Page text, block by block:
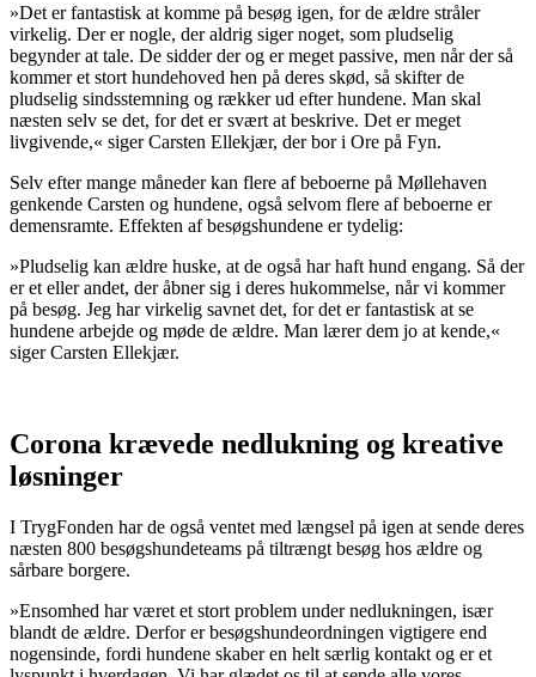
»Det er fantastisk at komme på besøg igen, for de ældre stråler
virkelig. Der er nogle, der aldrig siger noget, som pludselig
begynder at tale. De sidder der og er meget passive, men når der så
kommer et stort hundehoved hen på deres skød, så skifter de
pludselig sindsstemning og rækker ud efter hundene. Man skal
næsten selv se det, for det er svært at beskrive. Det er meget
livgivende,« siger Carsten Ellekjær, der bor i Ore på Fyn.
Selv efter mange måneder kan flere af beboerne på Møllehaven
genkende Carsten og hundene, også selvom flere af beboerne er
demensramte. Effekten af besøgshundene er tydelig:
»Pludselig kan ældre huske, at de også har haft hund engang. Så der
er et eller andet, der åbner sig i deres hukommelse, når vi kommer
på besøg. Jeg har virkelig savnet det, for det er fantastisk at se
hundene arbejde og møde de ældre. Man lærer dem jo at kende,«
siger Carsten Ellekjær.
Corona krævede nedlukning og kreative
løsninger
I TrygFonden har de også ventet med længsel på igen at sende deres
næsten 800 besøgshundeteams på tiltrængt besøg hos ældre og
sårbare borgere.
»Ensomhed har været et stort problem under nedlukningen, især
blandt de ældre. Derfor er besøgshundeordningen vigtigere end
nogensinde, fordi hundene skaber en helt særlig kontakt og er et